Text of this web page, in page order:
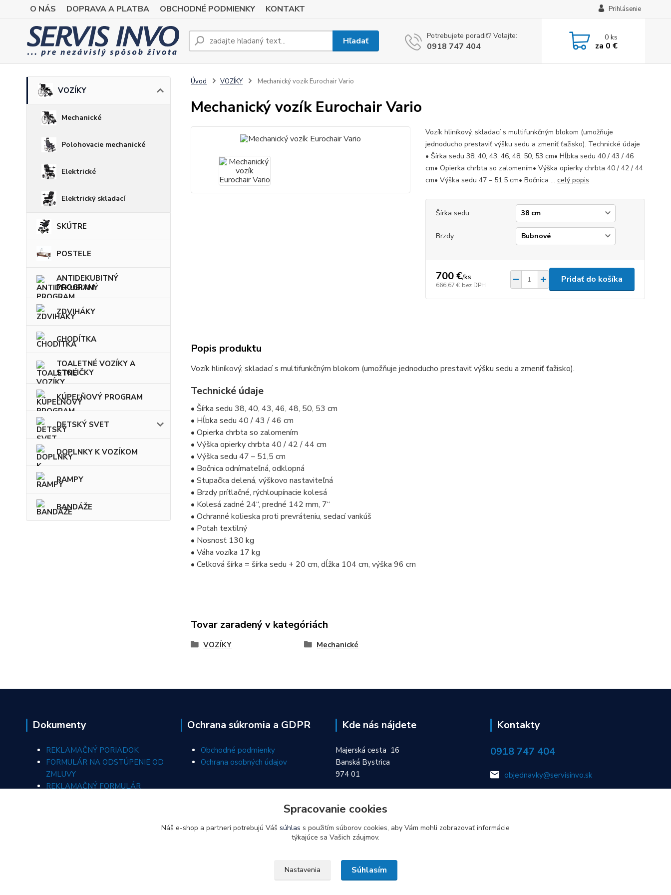
O NÁS DOPRAVA A PLATBA OBCHODNÉ PODMIENKY KONTAKT Prihlásenie
Hľadať Potrebujete poradiť? Volajte:
0918 747 404
0ks
za 0 €
VOZÍKY
Mechanické
Polohovacie mechanické
Elektrické
Elektrický skladací
SKÚTRE
POSTELE
ANTIDEKUBITNÝ
PROGRAM
ZDVIHÁKY
CHODÍTKA
TOALETNÉ VOZÍKY A
STOLIČKY
KÚPEĽŇOVÝ PROGRAM
DETSKÝ SVET
DOPLNKY K VOZÍKOM
RAMPY
BANDÁŽE
Úvod VOZÍKY Mechanický vozík Eurochair Vario
Mechanický vozík Eurochair Vario
Vozík hliníkový, skladací s multifunkčným blokom (umožňuje
jednoducho prestaviť výšku sedu a zmeniť ťažisko). Technické údaje
• Šírka sedu 38, 40, 43, 46, 48, 50, 53 cm• Hĺbka sedu 40 / 43 / 46
cm• Opierka chrbta so zalomením• Výška opierky chrbta 40 / 42 / 44
cm• Výška sedu 47 – 51,5 cm• Bočnica ... celý popis
Šírka sedu
Brzdy
700 €/ks
666,67 € bez DPH
Pridať do košíka
Popis produktu
Vozík hliníkový, skladací s multifunkčným blokom (umožňuje jednoducho prestaviť výšku sedu a zmeniť ťažisko).
Technické údaje
• Šírka sedu 38, 40, 43, 46, 48, 50, 53 cm
• Hĺbka sedu 40 / 43 / 46 cm
• Opierka chrbta so zalomením
• Výška opierky chrbta 40 / 42 / 44 cm
• Výška sedu 47 – 51,5 cm
• Bočnica odnímateľná, odklopná
• Stupačka delená, výškovo nastaviteľná
• Brzdy prítlačné, rýchloupínacie kolesá
• Kolesá zadné 24“, predné 142 mm, 7“
• Ochranné kolieska proti prevráteniu, sedací vankúš
• Poťah textilný
• Nosnosť 130 kg
• Váha vozíka 17 kg
• Celková šírka = šírka sedu + 20 cm, dĺžka 104 cm, výška 96 cm
Tovar zaradený v kategóriách
VOZÍKY Mechanické
Dokumenty
REKLAMAČNÝ PORIADOK
FORMULÁR NA ODSTÚPENIE OD
ZMLUVY
REKLAMAČNÝ FORMULÁR
Ochrana súkromia a GDPR
Obchodné podmienky
Ochrana osobných údajov
Kde nás nájdete
Majerská cesta 16
Banská Bystrica
974 01
Kontakty
0918 747 404
objednavky@servisinvo.sk
Spracovanie cookies
Náš e-shop a partneri potrebujú Váš súhlas s použitím súborov cookies, aby Vám mohli zobrazovať informácie
týkajúce sa Vašich záujmov.
Nastavenia Súhlasím